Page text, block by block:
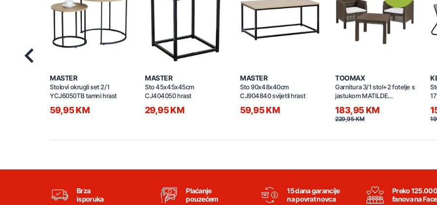
MASTER
Stolovi okrugli set 2/1
YCJ6050TB tamni hrast
59,95 KM
MASTER
Sto 45x45x45cm
CJ404050 hrast
29,95 KM
MASTER
Sto 90x48x40cm
CJ904840 svijetli hrast
59,95 KM
TOOMAX
Garnitura 3/1 stol+2 fotelje s
jastukom MATILDE
Z0116R5-3500 smeđa
183,95 KM
229,95 KM
Brza
isporuka
Plaćanje
pouzećem
15 dana garancije
na povrat novca
Preko 125.000
fanova na